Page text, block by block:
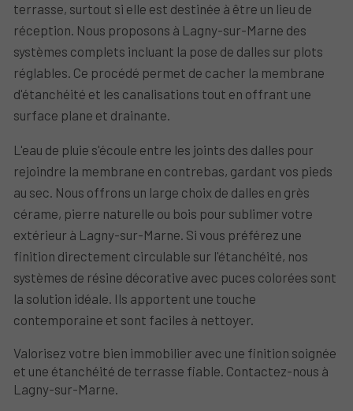
terrasse, surtout si elle est destinée à être un lieu de
réception. Nous proposons à Lagny-sur-Marne des
systèmes complets incluant la pose de dalles sur plots
réglables. Ce procédé permet de cacher la membrane
d'étanchéité et les canalisations tout en offrant une
surface plane et drainante.
L'eau de pluie s'écoule entre les joints des dalles pour
rejoindre la membrane en contrebas, gardant vos pieds
au sec. Nous offrons un large choix de dalles en grès
cérame, pierre naturelle ou bois pour sublimer votre
extérieur à Lagny-sur-Marne. Si vous préférez une
finition directement circulable sur l'étanchéité, nos
systèmes de résine décorative avec puces colorées sont
la solution idéale. Ils apportent une touche
contemporaine et sont faciles à nettoyer.
Valorisez votre bien immobilier avec une finition soignée
et une étanchéité de terrasse fiable. Contactez-nous à
Lagny-sur-Marne.